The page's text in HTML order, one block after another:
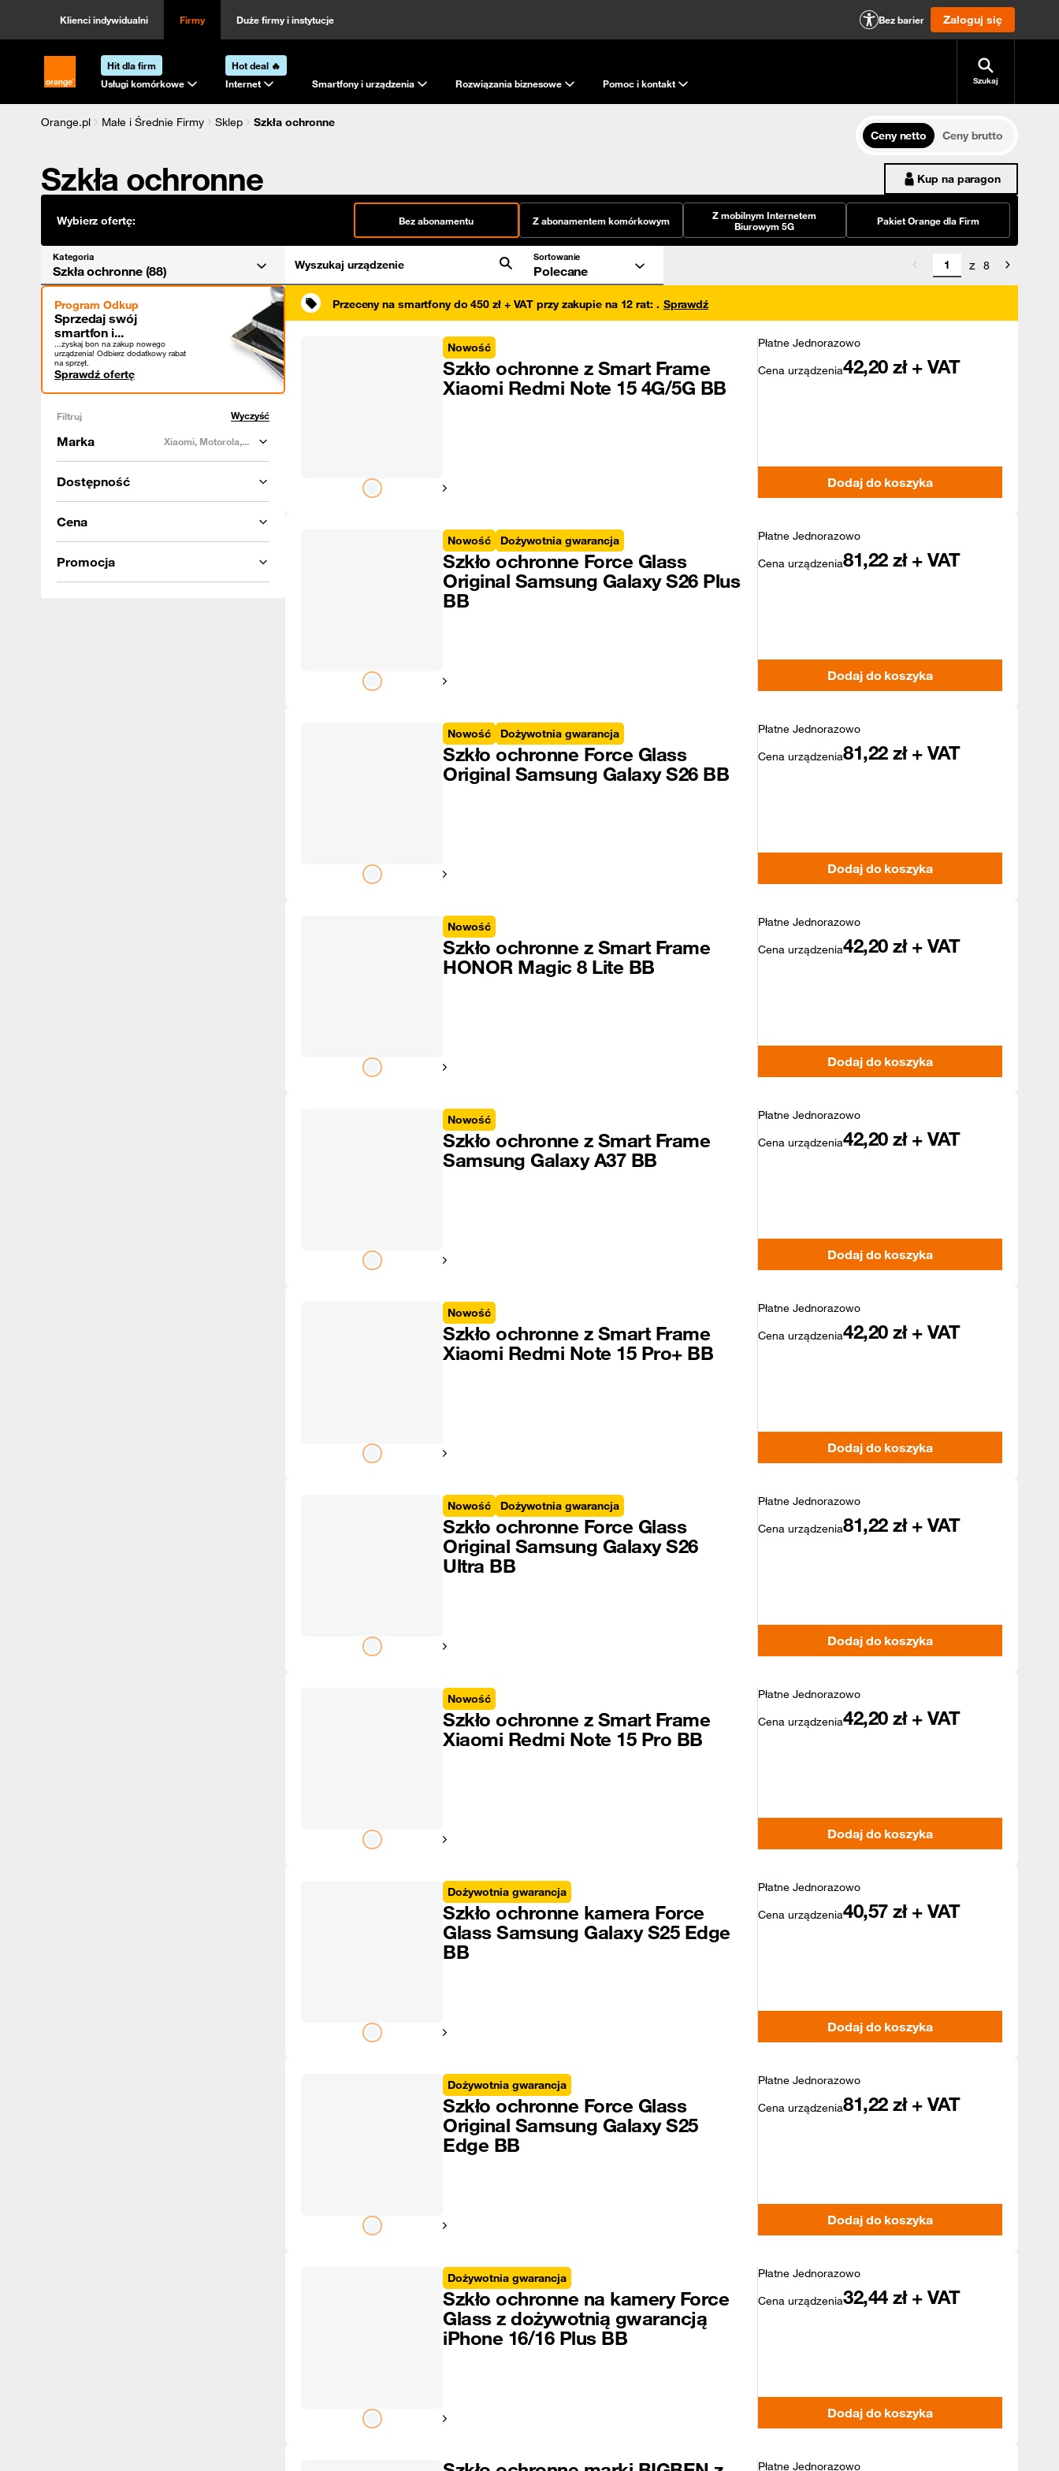
Klienci indywidualni Firmy Duże firmy i instytucje Bez barier Zaloguj się
Strona główna Orange.pl
Hit dla firm
Usługi komórkowe
Hot deal 🔥
Internet
Smartfony i urządzenia Rozwiązania biznesowe Pomoc i kontakt Szukaj
Orange.pl Małe i Średnie Firmy Sklep
Szkła ochronne
Ceny netto
Ceny brutto
Szkła ochronne Kup na paragon
Wybierz ofertę: Bez abonamentu Z abonamentem komórkowym
Z mobilnym Internetem
Biurowym 5G
Pakiet Orange dla Firm
Kategoria
Szkła ochronne (88) Wyszukaj urządzenie
Sortowanie
Polecane z 8
Program Odkup
Sprzedaj swój
smartfon i...
...zyskaj bon na zakup nowego
urządzenia! Odbierz dodatkowy rabat
na sprzęt.
Sprawdź ofertę
Filtruj Wyczyść
Marka Xiaomi, Motorola,...
Dostępność
Cena
Promocja
Przeceny na smartfony do 450 zł + VAT przy zakupie na 12 rat: . Sprawdź
Pokaż następny
Nowość
Szkło ochronne z Smart Frame
Xiaomi Redmi Note 15 4G/5G BB
Płatne Jednorazowo
Cena urządzenia42,20 zł + VAT
Dodaj do koszyka
Pokaż następny
Nowość Dożywotnia gwarancja
Szkło ochronne Force Glass
Original Samsung Galaxy S26 Plus
BB
Płatne Jednorazowo
Cena urządzenia81,22 zł + VAT
Dodaj do koszyka
Pokaż następny
Nowość Dożywotnia gwarancja
Szkło ochronne Force Glass
Original Samsung Galaxy S26 BB
Płatne Jednorazowo
Cena urządzenia81,22 zł + VAT
Dodaj do koszyka
Pokaż następny
Nowość
Szkło ochronne z Smart Frame
HONOR Magic 8 Lite BB
Płatne Jednorazowo
Cena urządzenia42,20 zł + VAT
Dodaj do koszyka
Pokaż następny
Nowość
Szkło ochronne z Smart Frame
Samsung Galaxy A37 BB
Płatne Jednorazowo
Cena urządzenia42,20 zł + VAT
Dodaj do koszyka
Pokaż następny
Nowość
Szkło ochronne z Smart Frame
Xiaomi Redmi Note 15 Pro+ BB
Płatne Jednorazowo
Cena urządzenia42,20 zł + VAT
Dodaj do koszyka
Pokaż następny
Nowość Dożywotnia gwarancja
Szkło ochronne Force Glass
Original Samsung Galaxy S26
Ultra BB
Płatne Jednorazowo
Cena urządzenia81,22 zł + VAT
Dodaj do koszyka
Pokaż następny
Nowość
Szkło ochronne z Smart Frame
Xiaomi Redmi Note 15 Pro BB
Płatne Jednorazowo
Cena urządzenia42,20 zł + VAT
Dodaj do koszyka
Pokaż następny
Dożywotnia gwarancja
Szkło ochronne kamera Force
Glass Samsung Galaxy S25 Edge
BB
Płatne Jednorazowo
Cena urządzenia40,57 zł + VAT
Dodaj do koszyka
Pokaż następny
Dożywotnia gwarancja
Szkło ochronne Force Glass
Original Samsung Galaxy S25
Edge BB
Płatne Jednorazowo
Cena urządzenia81,22 zł + VAT
Dodaj do koszyka
Pokaż następny
Dożywotnia gwarancja
Szkło ochronne na kamery Force
Glass z dożywotnią gwarancją
iPhone 16/16 Plus BB
Płatne Jednorazowo
Cena urządzenia32,44 zł + VAT
Dodaj do koszyka
Płatne Jednorazowo